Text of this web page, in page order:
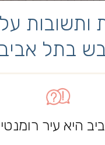
ותשובות
בתל אביב
היא עיר